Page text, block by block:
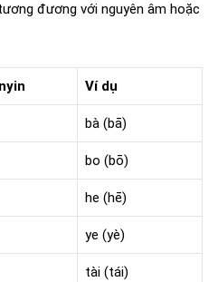
đương với nguyên âm hoặc
Ví dụ
bà (bā)
bo (bō)
he (hē)
ye (yè)
tài (tái)